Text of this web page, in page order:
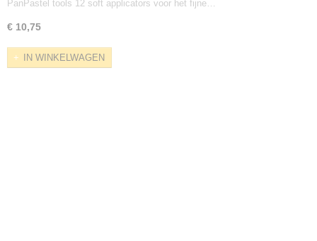
PanPastel tools 12 soft applicators voor het fijne…
€ 10,75
IN WINKELWAGEN